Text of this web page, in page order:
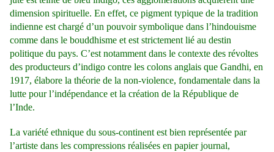
dimension spirituelle. En effet, ce pigment typique de la tradition
indienne est chargé d’un pouvoir symbolique dans l’hindouisme
comme dans le bouddhisme et est strictement lié au destin
politique du pays. C’est notamment dans le contexte des révoltes
des producteurs d’indigo contre les colons anglais que Gandhi, en
1917, élabore la théorie de la non-violence, fondamentale dans la
lutte pour l’indépendance et la création de la République de
l’Inde.
La variété ethnique du sous-continent est bien représentée par
l’artiste dans les compressions réalisées en papier journal,